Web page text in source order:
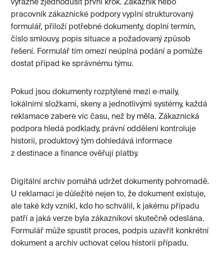
výrazně zjednodušit první krok. Zákazník nebo
pracovník zákaznické podpory vyplní strukturovaný
formulář, přiloží potřebné dokumenty, doplní termín,
číslo smlouvy, popis situace a požadovaný způsob
řešení. Formulář tím omezí neúplná podání a pomůže
dostat případ ke správnému týmu.
Pokud jsou dokumenty rozptýlené mezi e‑maily,
lokálními složkami, skeny a jednotlivými systémy, každá
reklamace zabere víc času, než by měla. Zákaznická
podpora hledá podklady, právní oddělení kontroluje
historii, produktový tým dohledává informace
z destinace a finance ověřují platby.
Digitální archiv pomáhá udržet dokumenty pohromadě.
U reklamací je důležité nejen to, že dokument existuje,
ale také kdy vznikl, kdo ho schválil, k jakému případu
patří a jaká verze byla zákazníkovi skutečně odeslána.
Formulář může spustit proces, podpis uzavřít konkrétní
dokument a archiv uchovat celou historii případu.